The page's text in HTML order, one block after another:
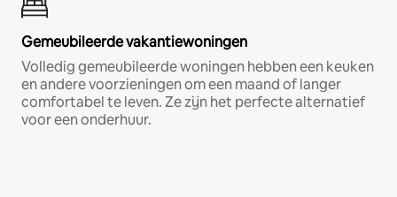
Gemeubileerde vakantiewoningen
Volledig gemeubileerde woningen hebben een keuken
en andere voorzieningen om een maand of langer
comfortabel te leven. Ze zijn het perfecte alternatief
voor een onderhuur.